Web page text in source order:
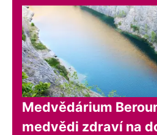
Medvědárium
medvědi zdraví na